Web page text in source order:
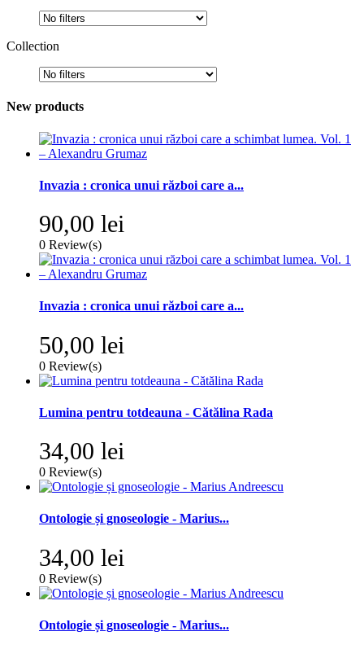
Collection
New products
Invazia : cronica unui război care a...
90,00 lei
0 Review(s)
Invazia : cronica unui război care a...
50,00 lei
0 Review(s)
Lumina pentru totdeauna - Cătălina Rada
34,00 lei
0 Review(s)
Ontologie și gnoseologie - Marius...
34,00 lei
0 Review(s)
Ontologie și gnoseologie - Marius...